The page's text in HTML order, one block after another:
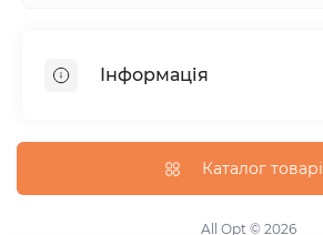
Інформація
Оплата та доставка
Повернення та обмін
Політика конфіденційності
Каталог
All Opt © 2026